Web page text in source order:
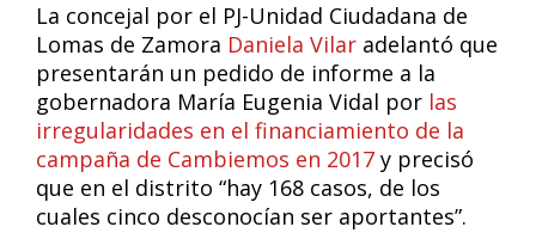
La concejal por el PJ-Unidad Ciudadana de
Lomas de Zamora Daniela Vilar adelantó que
presentarán un pedido de informe a la
gobernadora María Eugenia Vidal por las
irregularidades en el financiamiento de la
campaña de Cambiemos en 2017 y precisó
que en el distrito “hay 168 casos, de los
cuales cinco desconocían ser aportantes”.